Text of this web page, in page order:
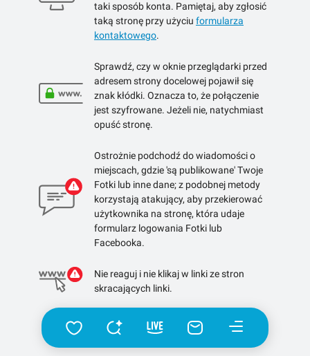
taki sposób konta. Pamiętaj, aby zgłosić
taką stronę przy użyciu formularza
kontaktowego.
Sprawdź, czy w oknie przeglądarki przed
adresem strony docelowej pojawił się
znak kłódki. Oznacza to, że połączenie
jest szyfrowane. Jeżeli nie, natychmiast
opuść stronę.
Ostrożnie podchodź do wiadomości o
miejscach, gdzie 'są publikowane' Twoje
Fotki lub inne dane; z podobnej metody
korzystają atakujący, aby przekierować
użytkownika na stronę, która udaje
formularz logowania Fotki lub
Facebooka.
Nie reaguj i nie klikaj w linki ze stron
skracających linki.